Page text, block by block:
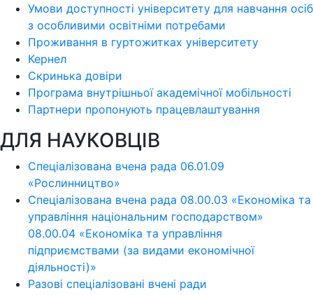
Умови доступності університету для навчання осіб
з особливими освітніми потребами
Проживання в гуртожитках університету
Кернел
Скринька довіри
Програма внутрішньої академічної мобільності
Партнери пропонують працевлаштування
ДЛЯ НАУКОВЦІВ
Спеціалізована вчена рада 06.01.09
«Рослинництво»
Спеціалізована вчена рада 08.00.03 «Економіка та
управління національним господарством»
08.00.04 «Економіка та управління
підприємствами (за видами економічної
діяльності)»
Разові спеціалізовані вчені ради